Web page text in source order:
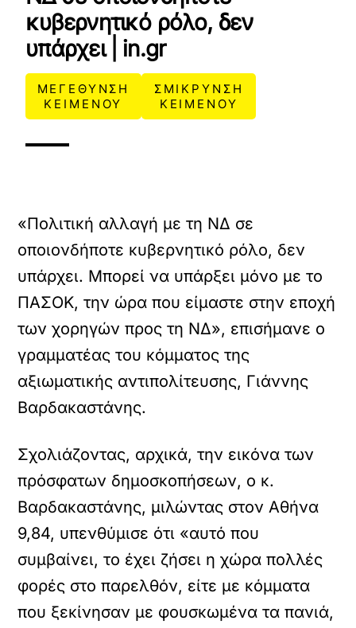
κυβερνητικό ρόλο, δεν
υπάρχει | in.gr
ΜΕΓΕΘΥΝΣΗ
ΚΕΙΜΕΝΟΥ
ΣΜΙΚΡΥΝΣΗ
ΚΕΙΜΕΝΟΥ
«Πολιτική αλλαγή με τη ΝΔ σε
οποιονδήποτε κυβερνητικό ρόλο, δεν
υπάρχει. Μπορεί να υπάρξει μόνο με το
ΠΑΣΟΚ, την ώρα που είμαστε στην εποχή
των χορηγών προς τη ΝΔ», επισήμανε ο
γραμματέας του κόμματος της
αξιωματικής αντιπολίτευσης, Γιάννης
Βαρδακαστάνης.
Σχολιάζοντας, αρχικά, την εικόνα των
πρόσφατων δημοσκοπήσεων, ο κ.
Βαρδακαστάνης, μιλώντας στον Αθήνα
9,84, υπενθύμισε ότι «αυτό που
συμβαίνει, το έχει ζήσει η χώρα πολλές
φορές στο παρελθόν, είτε με κόμματα
που ξεκίνησαν με φουσκωμένα τα πανιά,